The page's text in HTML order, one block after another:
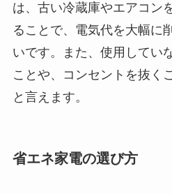
は、古い冷蔵庫やエアコン
ることで、電気代を大幅に
いです。また、使用してい
ことや、コンセントを抜く
と言えます。
省エネ家電の選び方